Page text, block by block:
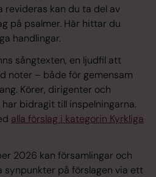
revideras kan du ta del av
på psalmer. Här hittar du
handlingar.
sångtexten, en ljudfil att
noter – både för gemensam
Körer, dirigenter och
bidragit till inspelningarna.
alla förslag i kategorin Kyrkliga
2026 kan församlingar och
synpunkter på förslagen via ett